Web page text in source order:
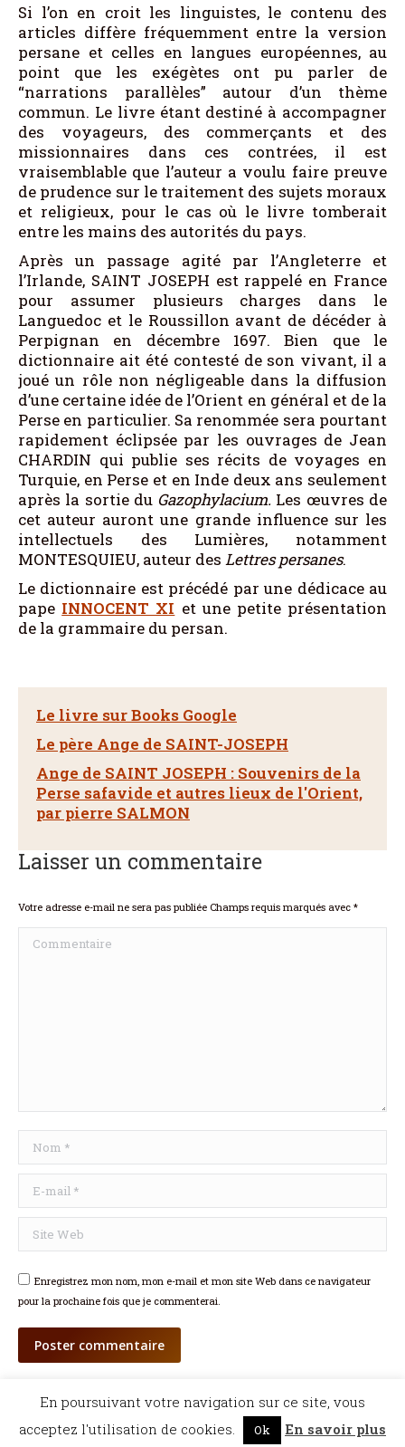
Si l’on en croit les linguistes, le contenu des
articles diffère fréquemment entre la version
persane et celles en langues européennes, au
point que les exégètes ont pu parler de
“narrations parallèles” autour d’un thème
commun. Le livre étant destiné à accompagner
des voyageurs, des commerçants et des
missionnaires dans ces contrées, il est
vraisemblable que l’auteur a voulu faire preuve
de prudence sur le traitement des sujets moraux
et religieux, pour le cas où le livre tomberait
entre les mains des autorités du pays.
Après un passage agité par l’Angleterre et
l’Irlande, SAINT JOSEPH est rappelé en France
pour assumer plusieurs charges dans le
Languedoc et le Roussillon avant de décéder à
Perpignan en décembre 1697. Bien que le
dictionnaire ait été contesté de son vivant, il a
joué un rôle non négligeable dans la diffusion
d’une certaine idée de l’Orient en général et de la
Perse en particulier. Sa renommée sera pourtant
rapidement éclipsée par les ouvrages de Jean
CHARDIN qui publie ses récits de voyages en
Turquie, en Perse et en Inde deux ans seulement
après la sortie du Gazophylacium. Les œuvres de
cet auteur auront une grande influence sur les
intellectuels des Lumières, notamment
MONTESQUIEU, auteur des Lettres persanes.
Le dictionnaire est précédé par une dédicace au
pape INNOCENT XI et une petite présentation
de la grammaire du persan.
Le livre sur Books Google
Le père Ange de SAINT-JOSEPH
Ange de SAINT JOSEPH : Souvenirs de la
Perse safavide et autres lieux de l'Orient,
par pierre SALMON
Laisser un commentaire
Votre adresse e-mail ne sera pas publiée Champs requis marqués avec *
Commentaire
Nom *
E-mail *
Site Web
Enregistrez mon nom, mon e-mail et mon site Web dans ce navigateur
pour la prochaine fois que je commenterai.
Poster commentaire
©Dicopathe - Tous droits réservés - Mentions légales - Réalisation :
Vu
Restez à l'affût des actualités de Dicopathe -
Abonnez-vous !
En poursuivant votre navigation sur ce site, vous
acceptez l'utilisation de cookies.
Ok En savoir plus